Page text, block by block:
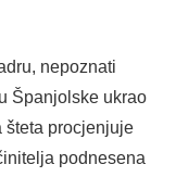
nepoznati
Španjolske ukrao
šteta procjenjuje
podnesena